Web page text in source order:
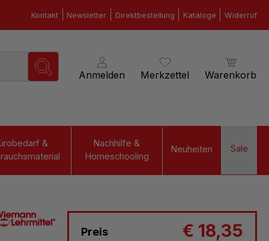
Kontakt Newsletter Direktbestellung Kataloge Widerruf
Anmelden Merkzettel Warenkorb
&
Nachhilfe &
Homeschooling
Neuheiten Sale
Preis € 18,35